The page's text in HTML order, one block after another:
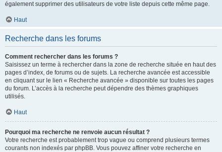
également supprimer des utilisateurs de votre liste depuis cette même page.
Haut
Recherche dans les forums
Comment rechercher dans les forums ?
Saisissez un terme à rechercher dans la zone de recherche située en haut des
pages d’index, de forums ou de sujets. La recherche avancée est accessible
en cliquant sur le lien « Recherche avancée » disponible sur toutes les pages
du forum. L’accès à la recherche peut dépendre des thèmes graphiques
utilisés.
Haut
Pourquoi ma recherche ne renvoie aucun résultat ?
Votre recherche est probablement trop vague ou comprend plusieurs termes
courants non indexés par phpBB. Vous pouvez affiner votre recherche en